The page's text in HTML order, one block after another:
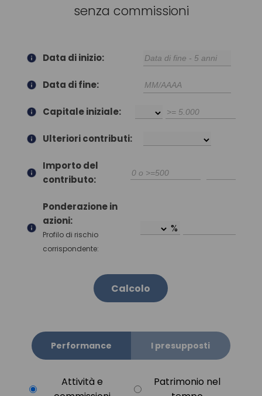
senza commissioni
Performance I presupposti
Attività e
Patrimonio nel
Data di inizio:
Data di fine:
Capitale iniziale:
Ulteriori contributi:
Importo del
contributo:
Ponderazione in
azioni:
Profilo di rischio
corrispondente:
%
Calcolo